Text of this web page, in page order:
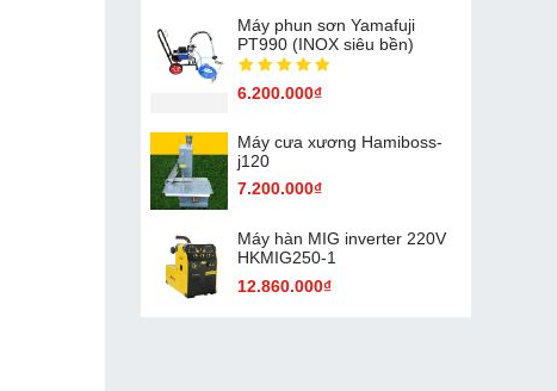
Máy phun sơn Yamafuji
PT990 (INOX siêu bền)
6.200.000₫
Máy cưa xương Hamiboss-
j120
7.200.000₫
Máy hàn MIG inverter 220V
HKMIG250-1
12.860.000₫